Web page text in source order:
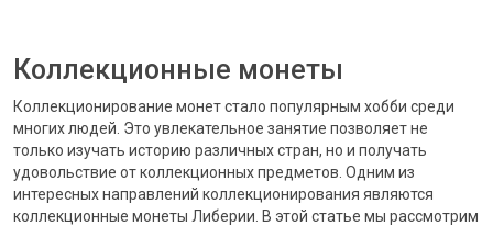
Коллекционные монеты
Коллекционирование монет стало популярным хобби среди
многих людей. Это увлекательное занятие позволяет не
только изучать историю различных стран, но и получать
удовольствие от коллекционных предметов. Одним из
интересных направлений коллекционирования являются
коллекционные монеты Либерии. В этой статье мы рассмотрим